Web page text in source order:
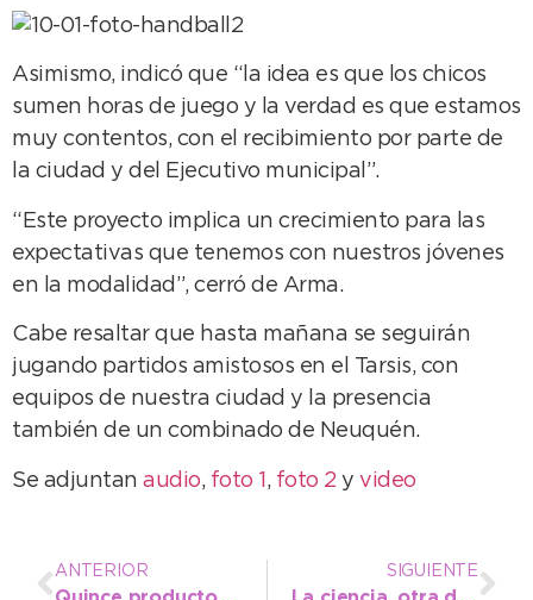
Asimismo, indicó que “la idea es que los chicos
sumen horas de juego y la verdad es que estamos
muy contentos, con el recibimiento por parte de
la ciudad y del Ejecutivo municipal”.
“Este proyecto implica un crecimiento para las
expectativas que tenemos con nuestros jóvenes
en la modalidad”, cerró de Arma.
Cabe resaltar que hasta mañana se seguirán
jugando partidos amistosos en el Tarsis, con
equipos de nuestra ciudad y la presencia
también de un combinado de Neuquén.
Se adjuntan audio, foto 1 , foto 2 y video
ANTERIOR SIGUIENTE